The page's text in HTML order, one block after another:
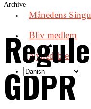
Månedens
Bliv medlem
Nyhedsbrev
Archive
GDPR